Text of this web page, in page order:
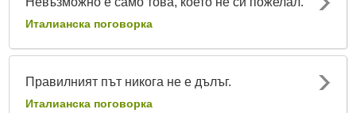
Италианска поговорка
Правилният път никога не е дълъг.
Италианска поговорка